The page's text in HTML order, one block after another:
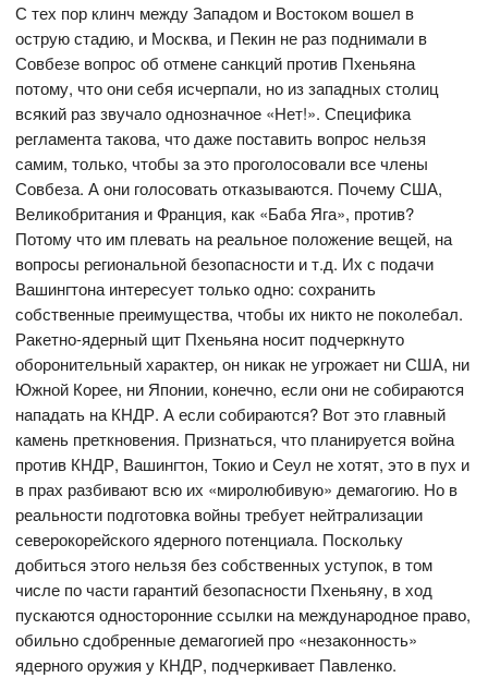
С тех пор клинч между Западом и Востоком вошел в
острую стадию, и Москва, и Пекин не раз поднимали в
Совбезе вопрос об отмене санкций против Пхеньяна
потому, что они себя исчерпали, но из западных столиц
всякий раз звучало однозначное «Нет!». Специфика
регламента такова, что даже поставить вопрос нельзя
самим, только, чтобы за это проголосовали все члены
Совбеза. А они голосовать отказываются. Почему США,
Великобритания и Франция, как «Баба Яга», против?
Потому что им плевать на реальное положение вещей, на
вопросы региональной безопасности и т.д. Их с подачи
Вашингтона интересует только одно: сохранить
собственные преимущества, чтобы их никто не поколебал.
Ракетно-ядерный щит Пхеньяна носит подчеркнуто
оборонительный характер, он никак не угрожает ни США, ни
Южной Корее, ни Японии, конечно, если они не собираются
нападать на КНДР. А если собираются? Вот это главный
камень преткновения. Признаться, что планируется война
против КНДР, Вашингтон, Токио и Сеул не хотят, это в пух и
в прах разбивают всю их «миролюбивую» демагогию. Но в
реальности подготовка войны требует нейтрализации
северокорейского ядерного потенциала. Поскольку
добиться этого нельзя без собственных уступок, в том
числе по части гарантий безопасности Пхеньяну, в ход
пускаются односторонние ссылки на международное право,
обильно сдобренные демагогией про «незаконность»
ядерного оружия у КНДР, подчеркивает Павленко.